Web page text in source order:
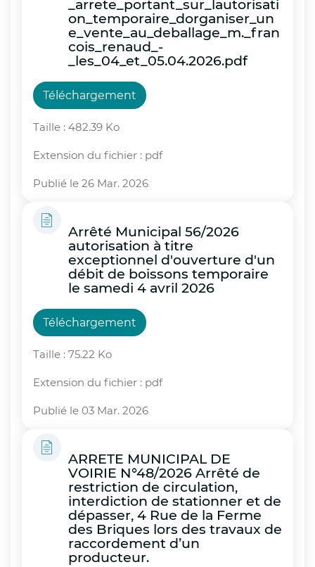
_arrete_portant_sur_lautorisati
on_temporaire_dorganiser_un
e_vente_au_deballage_m._fran
cois_renaud_-
_les_04_et_05.04.2026.pdf
Téléchargement
Taille : 482.39 Ko
Extension du fichier : pdf
Publié le 26 Mar. 2026
Arrêté Municipal 56/2026
autorisation à titre
exceptionnel d'ouverture d'un
débit de boissons temporaire
le samedi 4 avril 2026
Téléchargement
Taille : 75.22 Ko
Extension du fichier : pdf
Publié le 03 Mar. 2026
ARRETE MUNICIPAL DE
VOIRIE N°48/2026 Arrêté de
restriction de circulation,
interdiction de stationner et de
dépasser, 4 Rue de la Ferme
des Briques lors des travaux de
raccordement d’un
producteur.